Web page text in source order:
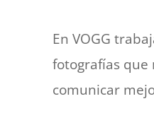
En VOGG
fotografías que
comunicar